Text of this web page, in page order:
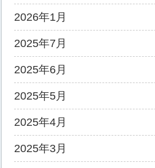
2026年1月
2025年7月
2025年6月
2025年5月
2025年4月
2025年3月